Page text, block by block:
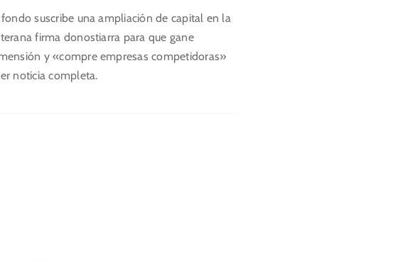
fondo suscribe una ampliación de capital en la
firma donostiarra para que gane
y «compre empresas competidoras»
noticia completa.